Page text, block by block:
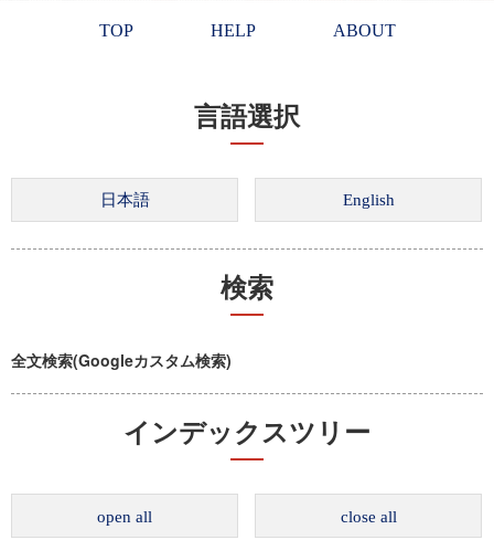
TOP HELP ABOUT
言語選択
検索
全文検索(Googleカスタム検索)
インデックスツリー
open all close all